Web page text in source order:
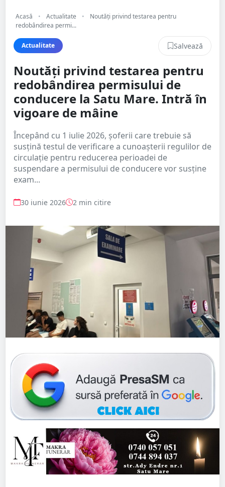
Acasă • Actualitate •
Noutăți privind testarea pentru
redobândirea permi...
Actualitate Salvează
Noutăți privind testarea pentru
redobândirea permisului de
conducere la Satu Mare. Intră în
vigoare de mâine
Începând cu 1 iulie 2026, șoferii care trebuie să
susțină testul de verificare a cunoașterii regulilor de
circulație pentru reducerea perioadei de
suspendare a permisului de conducere vor susține
exam...
30 iunie 2026 2 min citire